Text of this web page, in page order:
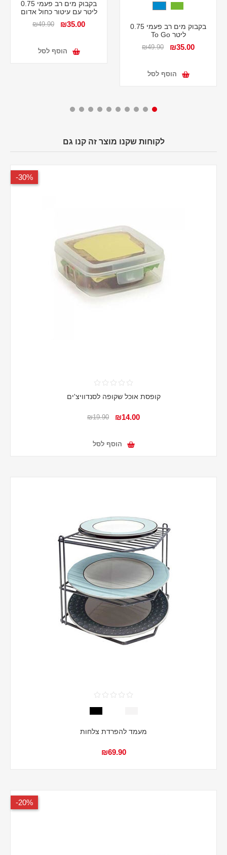
בקבוק מים רב פעמי 0.75
ליטר To Go
₪35.00
₪49.90
הוסף לסל
בקבוק מים רב פעמי 0.75
ליטר עם עיטור כחול אדום
₪35.00
₪49.90
הוסף לסל
לקוחות שקנו מוצר זה קנו גם
30%-
קופסת אוכל שקופה לסנדוויצ'ים
₪14.00
₪19.90
הוסף לסל
מעמד להפרדת צלחות
₪69.90
20%-